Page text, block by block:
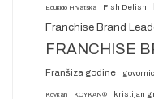
Edukido Hrvatska Fish Delish
Franchise Brand
FRANCHISE
Franšiza godine
Koykan KOYKAN® kristijan